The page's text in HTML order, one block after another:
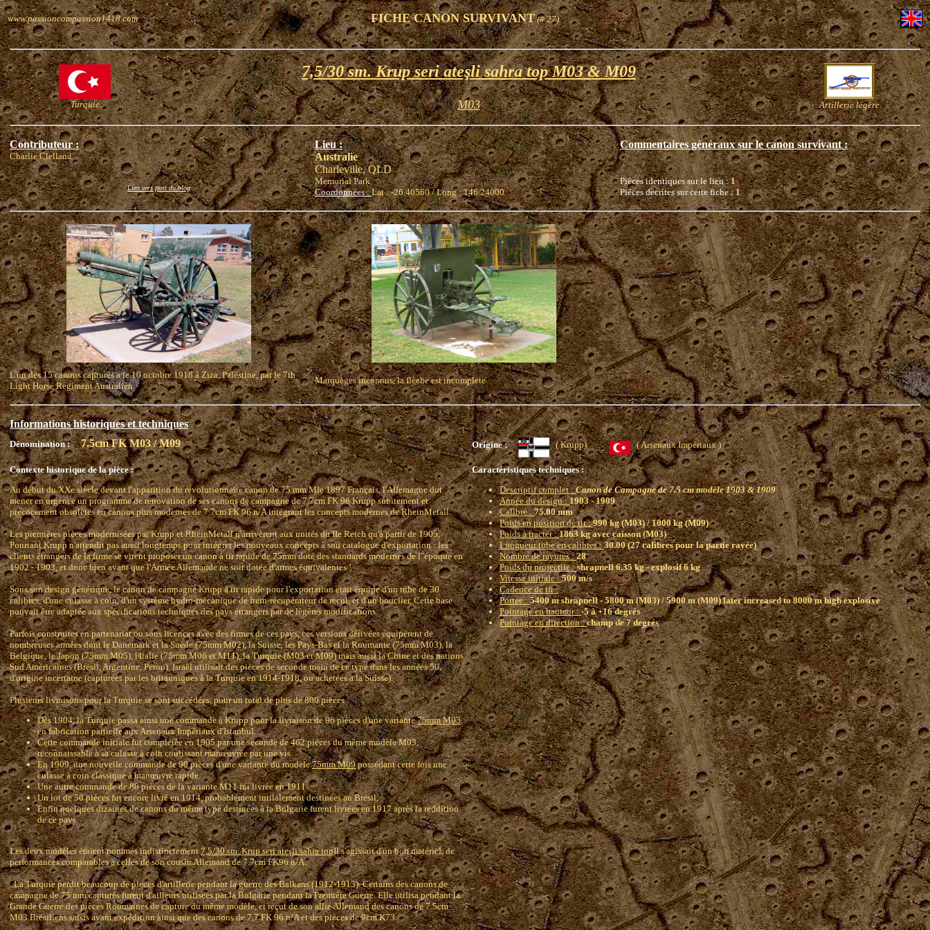
www.passioncompassion1418.com FICHE CANON SURVIVANT(# 27)
Turquie
7,5/30 sm. Krup seri ateşli sahra top M03 & M09
M03 Artillerie légère
Contributeur :
Charlie Clelland
Lien vers post du blog
Lieu :
Australie
Charleville, QLD
Memorial Park
Coordonnées :Lat : -26.40560 / Long : 146.24000
Commentaires généraux sur le canon survivant :
Pièces identiques sur le lieu :1
Pièces décrites sur cette fiche :1
L'un des 15 canons capturés a le 10 octobre 1918 à Ziza, Palestine, par le 7th
Light Horse Regiment Australien.
Marquages inconnus, la flèche est incomplete
Informations historiques et techniques
Dénomination : 7.5cm FK M03 / M09 Origine : ( Krupp) ( Arsenaux Impériaux )
Contexte historique de la pièce :
Au début du XXe siècle devant l'apparition du révolutionnaire canon de 75 mm Mle 1897 Français, l'Allemagne dut
mener en urgence un programme de rénovation de ses canons de campagne de 7.7cm FK 96 Krupp subitement et
précocement obsolètes en canons plus modernes de 7.7cm FK 96 n/A intégrant les concepts modernes de RheinMetall.
Les premières pièces modernisées par Krupp et RheinMetall n'arrivèrent aux unités du IIe Reich qu'à partir de 1905,
Pourtant Krupp n'attendit pas aussi longtemps pour intégrer les nouveaux concepts à son catalogue d'exportation : les
clients étrangers de la firme se virent proposer un canon à tir rapide de 75mm doté des standards modernes de l"époque en
1902 - 1903, et donc bien avant que l'Armée Allemande ne soit dotée d'armes équivalentes !
Sous son design générique, le canon de campagne Krupp à tir rapide pour l'exportation était équipe d'un tube de 30
calibres, d'une culasse à coin, d'un système hydro-mécanique de frein-récupérateur de recul, et d'un bouclier. Cette base
pouvait être adaptée aux spécifications techniques des pays étrangers par de lègères modifications.
Parfois construites en partenariat ou sous licences avec des firmes de ces pays, ces versions dérivées équipèrent de
nombreuses armées dont le Danemark et la Suède (75mm M02), la Suisse, les Pays-Bas et la Roumanie (75mm M03), la
Belgique, le Japon (75mm M05), l'Italie (75mm M06 et M11), la Turquie (M03 et M09) mais aussi la Chine et des nations
Sud Américaines (Brésil, Argentine, Pérou). Israël utilisait des pièces de seconde main de ce type dans les années 50,
d'origine incertaine (capturées par les britanniques à la Turquie en 1914-1918, ou achetées à la Suisse).
Plusieurs livraisons pour la Turquie se sont succédées, pour un total de plus de 800 pièces :
Dès 1904, la Turquie passa ainsi une commande à Krupp pour la livraison de 96 pièces d'une variante75mm M03
en fabrication partielle aux Arsenaux Impériaux d'Istanbul.
Cette commande initiale fut complétée en 1905 par une seconde de 462 pièces du même modèle M03,
reconnaissable à sa culasse à coin coulissant manœuvrée par une vis.
En 1909, une nouvelle commande de 90 pièces d'une variante du modèle75mm M09possédant cette fois une
culasse à coin classique à manœuvre rapide.
Une autre commande de 88 pièces de la variante M11 fut livrée en 1911
Un lot de 50 pièces fut encore livré en 1914, probablement intilalement destinées au Brésil,
Enfin quelques dizaines de canons du même type destinées à la Bulgarie furent livrées en 1917 après la reddition
de ce pays
.
Les deux modèles étaient nommés indistinctement7,5/30 sm. Krup seri ateşli sahra topIl s'agissait d'un bon matériel, de
performances comparables a celles de son cousin Allemand de 7.7cm FK96 n/A.
. La Turquie perdit beaucoup de pieces d'artillerie pendant la guerre des Balkans (1912-1913). Certains des canons de
campagne de 75 mm capturés furent d'ailleurs utilisées par la Bulgarie pendant la Première Guerre. Elle utilisa pendant la
Grande Guerre des pièces Roumaines de capture du même modèle, et reçut de son allié Allemand des canons de 7.5cm
M03 Brésiliens saisis avant expédition ainsi que des canons de 7,7 FK 96 n/A et des pièces de 9cm K73.
Caractéristiques techniques :
Descriptif complet :Canon de Campagne de 7.5 cm modèle 1903 & 1909
Année du design :1903 - 1909
Calibre :75.00 mm
Poids en position de tir :990 kg (M03) / 1000 kg (M09)
Poids à tracter :1863 kg avec caisson (M03)
Longueur tube en calibres :30.00 (27 calibres pour la partie rayée)
Nombre de rayures :28
Poids du projectile :shrapnell 6.35 kg - explosif 6 kg
Vitesse initiale :500 m/s
Cadence de tir :
Portee :5400 m shrapnell - 5800 m (M03) / 5900 m (M09) later increased to 8000 m high explosive
Pointage en hauteur :-5 à +16 degrés
Pointage en direction :champ de 7 degrés